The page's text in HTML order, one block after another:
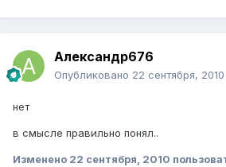
Александр676
Опубликовано 22 сентября, 2010
нет
в смысле правильно понял..
Изменено 22 сентября, 2010